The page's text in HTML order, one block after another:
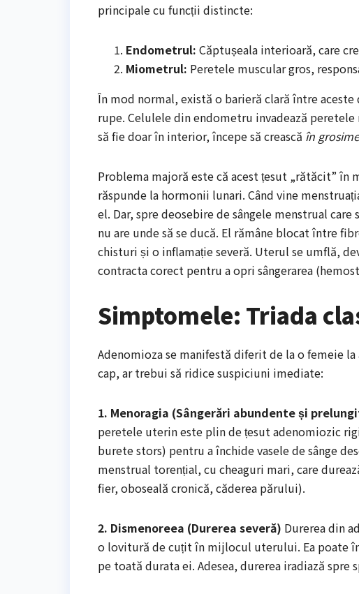
principale cu funcții distincte:
Endometrul: Căptușeala interioară, care
Miometrul: Peretele muscular gros,
În mod normal, există o barieră clară între
rupe. Celulele din endometru invadează
să fie doar în interior, începe să crească în
Problema majoră este că acest țesut „rătăcit”
răspunde la hormonii lunari. Când vine
el. Dar, spre deosebire de sângele menstrual
nu are unde să se ducă. El rămâne blocat între
chisturi și o inflamație severă. Uterul se umflă,
contracta corect pentru a opri sângerarea
Simptomele: Triada
Adenomioza se manifestă diferit de la o femeie
cap, ar trebui să ridice suspiciuni imediate:
1. Menoragia (Sângerări abundente și
peretele uterin este plin de țesut adenomiozic
burete stors) pentru a închide vasele de sânge
menstrual torențial, cu cheaguri mari, care
fier, oboseală cronică, căderea părului).
2. Dismenoreea (Durerea severă) Durerea din
o lovitură de cuțit în mijlocul uterului. Ea poate
pe toată durata ei. Adesea, durerea iradiază